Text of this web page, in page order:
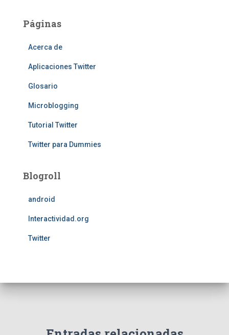
Páginas
Acerca de
Aplicaciones Twitter
Glosario
Microblogging
Tutorial Twitter
Twitter para Dummies
Blogroll
android
Interactividad.org
Twitter